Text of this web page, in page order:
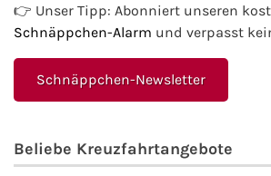
👉 Unser Tipp: Abonniert unseren
Schnäppchen-Alarm und verpasst
Schnäppchen-Newsletter
Beliebe Kreuzfahrtangebote